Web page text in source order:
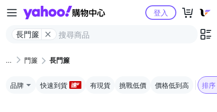
Yahoo購物中心
長門簾
登入
門簾 長門簾
品牌 快速到貨 有現貨 挑戰低價 價格低到高 排序